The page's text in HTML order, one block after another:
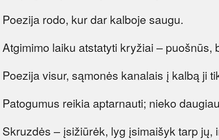
Poezija rodo, kur dar kalboje saugu.
Atgimimo laiku atstatyti kryžiai – puošnūs,
Poezija visur, sąmonės kanalais į kalbą ji
Patogumus reikia aptarnauti; nieko
Skruzdės – įsižiūrėk, lyg įsimaišyk tarp jų,